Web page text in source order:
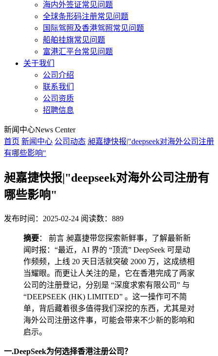
海内外签证常见问题
全球条形码注册常见问题
国际驾照及香港驾照常见问题
船舶挂旗常见问题
富港汇平台常见问题
关于我们
公司介绍
联系我们
公司资质
招聘信息
新闻中心News Center
首页 新闻中心 公司动态 昶嘉捷快报|"deepseek对海外公司注册
有哪些影响"
昶嘉捷快报|"deepseek对海外公司注册有
哪些影响"
发布时间：2025-02-24 阅读数：889
摘要： 前言 昶嘉捷带您探索新鲜事，了解最新新
闻时报：“最近，AI 界的 “顶流” DeepSeek 可是动
作频频，上线 20 天日活就突破 2000 万，这成绩相
当耀眼。而更让人关注的是，它在香港完成了两家
公司的注册登记，分别是 “深度求索有限公司” 与
“DEEPSEEK (HK) LIMITED” 。这一操作可不简
单，背后藏着很多值得我们深挖的东西，尤其是对
海外公司注册这件事，可能会带来不少新的影响和
启示。
一.DeepSeek为何选择香港注册公司？